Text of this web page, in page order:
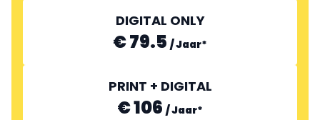
DIGITAL ONLY
€ 79.5 /Jaar*
PRINT + DIGITAL
€ 106 /Jaar*